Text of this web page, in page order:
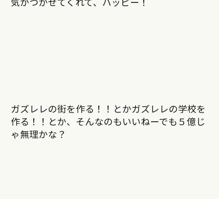
ガズレレの街を作る！！とかガズレレの学校を
作る！！とか、そんなのもいいねーでも５億じ
ゃ無理かな？